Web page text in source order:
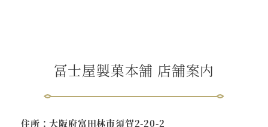
冨士屋製菓本舗 店舗案内
住所：大阪府富田林市須賀2-20-2